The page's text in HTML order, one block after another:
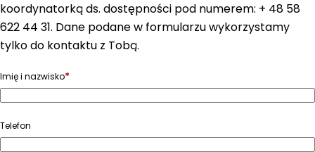
koordynatorką ds. dostępności pod numerem: + 48 58
622 44 31. Dane podane w formularzu wykorzystamy
tylko do kontaktu z Tobą.
Imię i nazwisko*
Telefon